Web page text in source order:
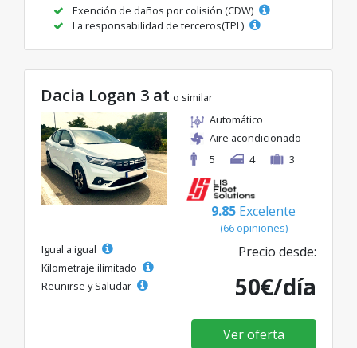
Exención de daños por colisión (CDW)
La responsabilidad de terceros(TPL)
Dacia Logan 3 at o similar
Automático
Aire acondicionado
5
4 3
9.85 Excelente
(66 opiniones)
Igual a igual
Kilometraje ilimitado
Reunirse y Saludar
Precio desde:
50€/día
Ver oferta